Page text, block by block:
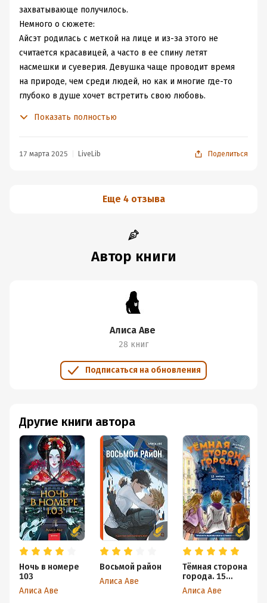
захватывающе получилось.
Немного о сюжете:
Айсэт родилась с меткой на лице и из-за этого не
считается красавицей, а часто в ее спину летят
насмешки и суеверия. Девушка чаще проводит время
на природе, чем среди людей, но как и многие где-то
глубоко в душе хочет встретить свою любовь.
испытание - попасть в пещеру Безмолвия, где живет
которые отдают духу в жертву). Как же обойти
было скучновато и непонятно, но потом все так начало
закручиваться и меня заворожило. Сюжет очень
необычный и многогранно. Интересный стиль -
понимала, где реальность. Были жутковатые моменты,
были трогательные и красивые. Понравилось, как в
итоге развернулась история.
Нравится мне эта серия книг, скоро буду читать
Показать полностью
17 марта 2025 LiveLib Поделиться
Еще 4 отзыва
Автор книги
Алиса Аве
28 книг
Подписаться на обновления
Другие книги автора
Ночь в номере
103
Алиса Аве
Восьмой район
Алиса Аве
Тёмная сторона
города. 15
ловушек
мегаполиса
Алиса Аве